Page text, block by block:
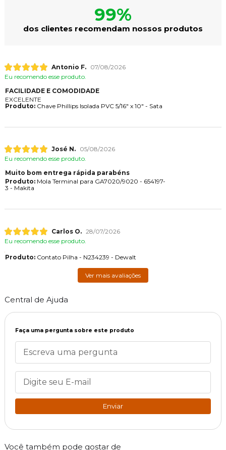
99%
dos clientes recomendam nossos produtos
Antonio F.
07/08/2026
Eu recomendo esse produto.
FACILIDADE E COMODIDADE
EXCELENTE
Produto:Chave Phillips Isolada PVC 5/16" x 10" - Sata
José N.
05/08/2026
Eu recomendo esse produto.
Muito bom entrega rápida parabéns
Produto:Mola Terminal para GA7020/9020 - 654197-
3 - Makita
Carlos O. 28/07/2026
Eu recomendo esse produto.
Produto:Contato Pilha - N234239 - Dewalt
Ver mais avaliações
Central de Ajuda
Faça uma pergunta sobre este produto
Enviar
Você também pode gostar de